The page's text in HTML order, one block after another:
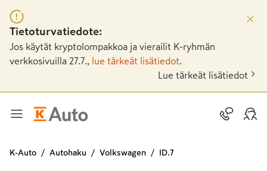
Tietoturvatiedote:
Jos käytät kryptolompakkoa ja vierailit K-ryhmän
verkkosivuilla 27.7.,
lue tärkeät lisätiedot
Lue tärkeät lisätiedot
K-Auto Autohaku Volkswagen ID.7